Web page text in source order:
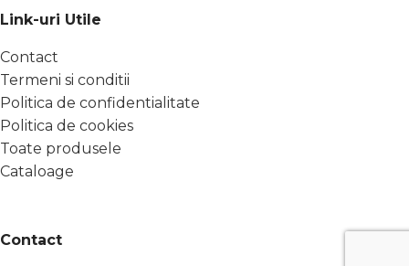
Link-uri Utile
Contact
Termeni si conditii
Politica de confidentialitate
Politica de cookies
Toate produsele
Cataloage
Contact